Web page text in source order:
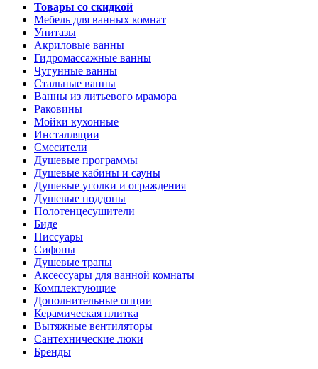
Товары со скидкой
Мебель для ванных комнат
Унитазы
Акриловые ванны
Гидромассажные ванны
Чугунные ванны
Стальные ванны
Ванны из литьевого мрамора
Раковины
Мойки кухонные
Инсталляции
Смесители
Душевые программы
Душевые кабины и сауны
Душевые уголки и ограждения
Душевые поддоны
Полотенцесушители
Биде
Писсуары
Сифоны
Душевые трапы
Аксессуары для ванной комнаты
Комплектующие
Дополнительные опции
Керамическая плитка
Вытяжные вентиляторы
Сантехнические люки
Бренды